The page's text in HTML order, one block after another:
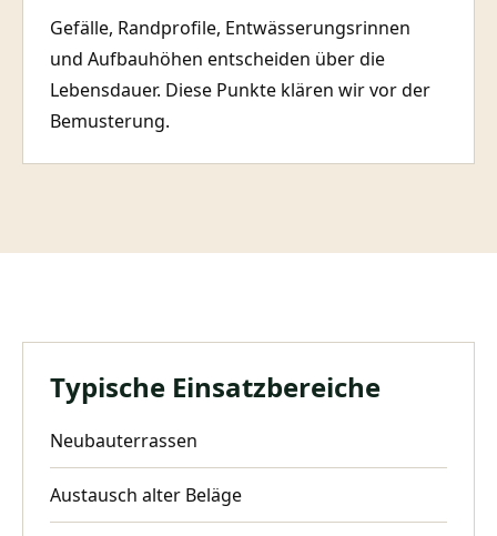
Gefälle, Randprofile, Entwässerungsrinnen
und Aufbauhöhen entscheiden über die
Lebensdauer. Diese Punkte klären wir vor der
Bemusterung.
Typische Einsatzbereiche
Neubauterrassen
Austausch alter Beläge